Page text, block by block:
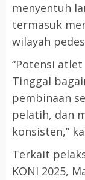
menyentuh
termasuk
wilayah
“Potensi
Tinggal
pembinaan
pelatih, dan
konsisten,”
Terkait
KONI 2025,